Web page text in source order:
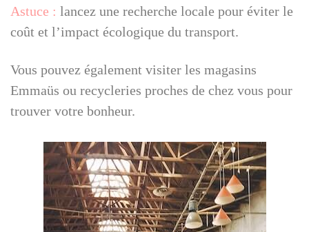
Astuce : lancez une recherche locale pour éviter le
coût et l’impact écologique du transport.
Vous pouvez également visiter les magasins
Emmaüs ou recycleries proches de chez vous pour
trouver votre bonheur.